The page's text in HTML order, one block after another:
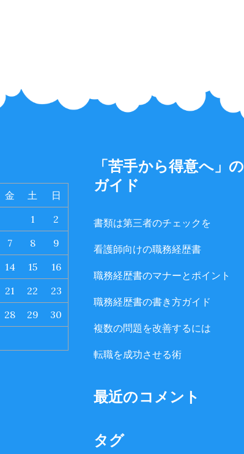
金 土
日
1
2
7 8
9
14 15
16
21 22
23
28 29
30
「苦手から得意へ」の
ガイド
書類は第三者のチェックを
看護師向けの職務経歴書
職務経歴書のマナーとポイント
職務経歴書の書き方ガイド
複数の問題を改善するには
転職を成功させる術
最近のコメント
タグ